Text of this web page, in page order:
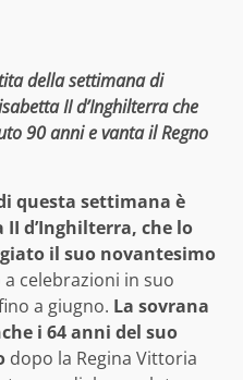
della settimana di
II d’Inghilterra che
90 anni e vanta il Regno
questa settimana è
d’Inghilterra, che lo
il suo novantesimo
celebrazioni in suo
a giugno. La sovrana
i 64 anni del suo
dopo la Regina Vittoria